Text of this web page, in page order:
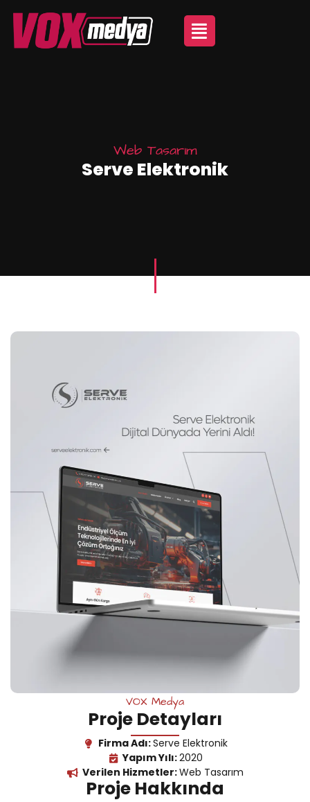
Web Tasarım
Serve Elektronik
VOX Medya
Proje Detayları
Firma Adı:Serve Elektronik
Yapım Yılı:2020
Verilen Hizmetler:Web Tasarım
Proje Hakkında